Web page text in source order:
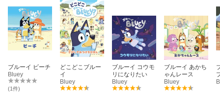
ダウンロード)
ブルーイ ビーチ
Bluey
(1件)
どこどこブルー
イ
Bluey
ブルーイ コウモ
リになりたい
Bluey
ブルーイ あかち
ゃんレース
Bluey